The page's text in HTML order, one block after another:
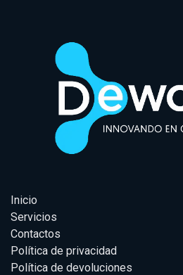
Inicio
Servicios
Contactos
Política de privacidad
Política de devoluciones